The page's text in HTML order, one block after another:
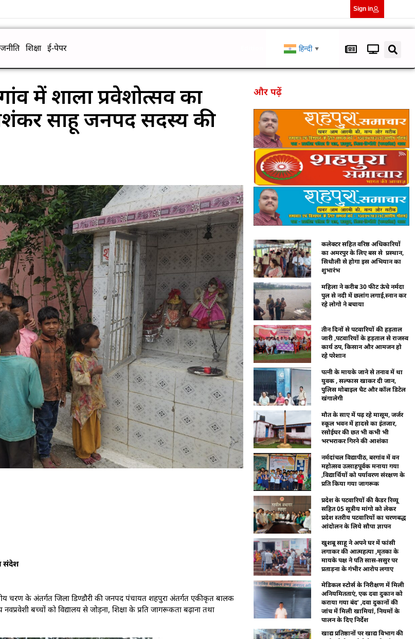
Sign in
शिक्षा ई-पेपर हिन्दी ▼
में शाला प्रवेशोत्सव का
साहू जनपद सदस्य की
संदेश
चरण के अंतर्गत जिला डिण्डौरी की जनपद पंचायत शहपुरा अंतर्गत एकीकृत बालक
बच्चों को विद्यालय से जोड़ना, शिक्षा के प्रति जागरूकता बढ़ाना तथा
और पढ़ें
कलेक्टर सहित वरिष्ठ अधिकारियों
का अमरपुर के लिए बस से प्रस्थान,
सिधौली से होगा इस अभियान का
शुभारंभ
महिला ने करीब 30 फीट ऊंचे नर्मदा
पुल से नदी में छलांग लगाई,स्नान कर
रहे लोगो ने बचाया
तीन दिनों से पटवारियों की हड़ताल
जारी ,पटवारियों के हड़ताल से राजस्व
कार्य ठप, किसान और आमजन हो
रहे परेशान
पत्नी के मायके जाने से तनाव में था
युवक , सल्फास खाकर दी जान,
पुलिस मोबाइल चैट और कॉल डिटेल
खंगालेगी
मौत के साए में पढ़ रहे मासूम, जर्जर
स्कूल भवन में हादसे का इंतजार,
रसोईघर की छत भी कभी भी
भरभराकर गिरने की आशंका
नर्मदांचल विद्यापीठ, बरगांव में वन
महोत्सव उत्साहपूर्वक मनाया गया
,विद्यार्थियों को पर्यावरण संरक्षण के
प्रति किया गया जागरूक
प्रदेश के पटवारियों की कैडर रिव्यू
सहित 05 सूत्रीय मांगो को लेकर
प्रदेश स्तरीय पटवारियों का चरणबद्ध
आंदोलन के लिये सौपा ज्ञापन
खुशबू साहू ने अपने घर में फांसी
लगाकर की आत्महत्या ,मृतका के
मायके पक्ष ने पति सास-ससुर पर
प्रताड़ना के गंभीर आरोप लगाए
मेडिकल स्टोर्स के निरीक्षण में मिली
अनियमितताएं, एक दवा दुकान को
कराया गया बंद’ ,दवा दुकानों की
जांच में मिली खामियां, नियमों के
पालन के दिए निर्देश
खाद्य प्रतिष्ठानों पर खाद्य विभाग की